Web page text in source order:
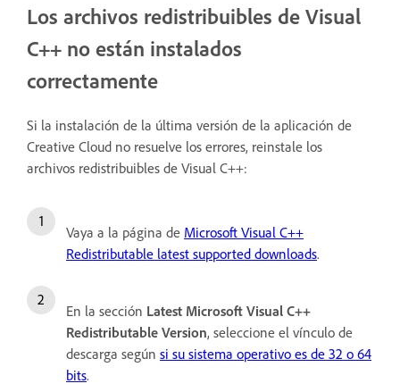
Los archivos redistribuibles de Visual
C++ no están instalados
correctamente
Si la instalación de la última versión de la aplicación de
Creative Cloud no resuelve los errores, reinstale los
archivos redistribuibles de Visual C++:
Vaya a la página de Microsoft Visual C++
Redistributable latest supported downloads.
En la sección Latest Microsoft Visual C++
Redistributable Version, seleccione el vínculo de
descarga según si su sistema operativo es de 32 o 64
bits.